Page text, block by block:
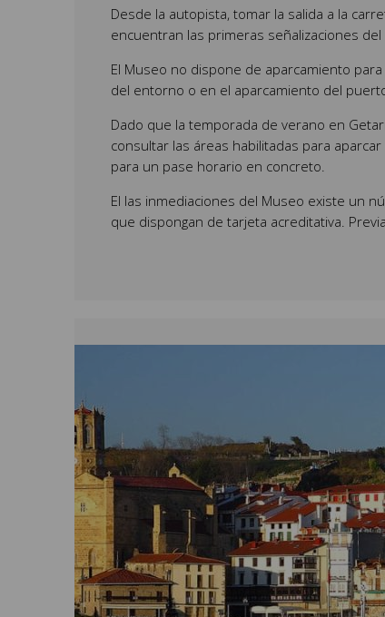
Desde la autopista, tomar la salida a la
encuentran las primeras señalizaciones del
El Museo no dispone de aparcamiento
del entorno o en el aparcamiento del
Dado que la temporada de verano en
consultar las áreas habilitadas para
para un pase horario en concreto.
El las inmediaciones del Museo existe un
que dispongan de tarjeta acreditativa.